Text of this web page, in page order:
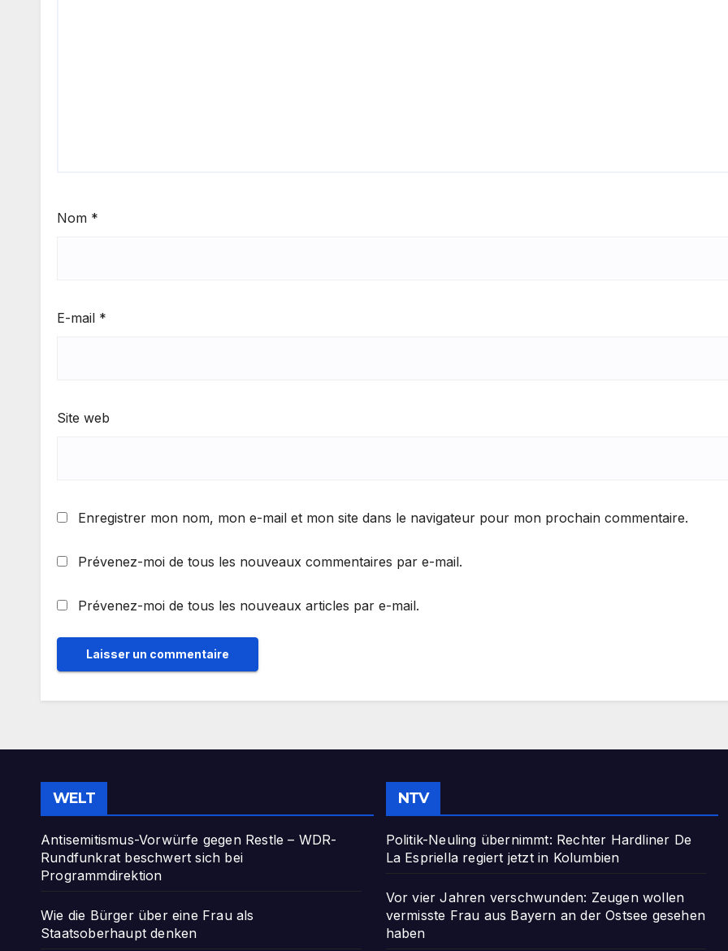
Nom *
E-mail *
Site web
Enregistrer mon nom, mon e-mail et mon site dans le navigateur pour mon prochain commentaire.
Prévenez-moi de tous les nouveaux commentaires par e-mail.
Prévenez-moi de tous les nouveaux articles par e-mail.
WELT
Antisemitismus-Vorwürfe gegen Restle – WDR-
Rundfunkrat beschwert sich bei
Programmdirektion
Wie die Bürger über eine Frau als
Staatsoberhaupt denken
NTV
Politik-Neuling übernimmt: Rechter Hardliner De
La Espriella regiert jetzt in Kolumbien
Vor vier Jahren verschwunden: Zeugen wollen
vermisste Frau aus Bayern an der Ostsee gesehen
haben